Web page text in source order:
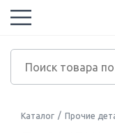
Каталог Прочие